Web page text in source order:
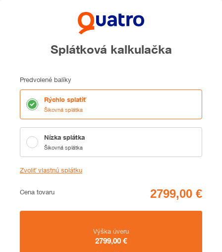
Splátková kalkulačka
Predvolené balíky
Rýchlo splatiť
Šikovná splátka
Nízka splátka
Šikovná splátka
Zvoliť vlastnú splátku
Cena
Cena tovaru
Zhrnutie
Výška úveru
2799,00 €